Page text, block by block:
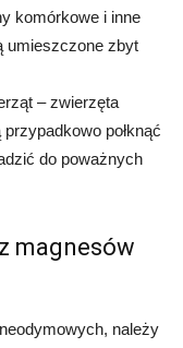
komórkowe i inne
umieszczone zbyt
– zwierzęta
połknąć
do poważnych
magnesów
należy